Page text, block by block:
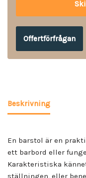
Offertförfrågan
Beskrivning
En barstol är en
ett barbord eller
Karakteristiska